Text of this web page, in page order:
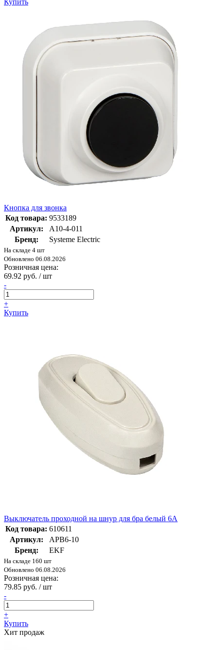
Купить
Кнопка для звонка
Код товара: 9533189
Артикул:
A10-4-011
Бренд:
Systeme Electric
На складе 4 шт
Обновлено 06.08.2026
Розничная цена:
69.92 руб. / шт
-
+
Купить
Выключатель проходной на шнур для бра белый 6А
Код товара: 610611
Артикул:
APB6-10
Бренд:
EKF
На складе 160 шт
Обновлено 06.08.2026
Розничная цена:
79.85 руб. / шт
-
+
Купить
Хит продаж